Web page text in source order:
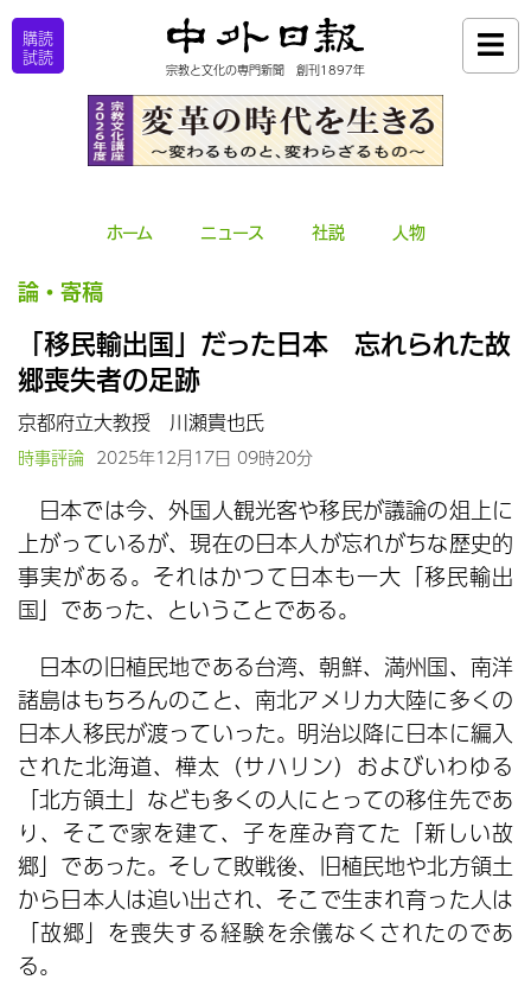
購読
試読
宗教と文化の専門新聞 創刊1897年
ホーム ニュース 社説 人物
論・寄稿
「移民輸出国」だった日本 忘れられた故
郷喪失者の足跡
京都府立大教授 川瀬貴也氏
時事評論 2025年12月17日 09時20分
日本では今、外国人観光客や移民が議論の俎上に
上がっているが、現在の日本人が忘れがちな歴史的
事実がある。それはかつて日本も一大「移民輸出
国」であった、ということである。
日本の旧植民地である台湾、朝鮮、満州国、南洋
諸島はもちろんのこと、南北アメリカ大陸に多くの
日本人移民が渡っていった。明治以降に日本に編入
された北海道、樺太（サハリン）およびいわゆる
「北方領土」なども多くの人にとっての移住先であ
り、そこで家を建て、子を産み育てた「新しい故
郷」であった。そして敗戦後、旧植民地や北方領土
から日本人は追い出され、そこで生まれ育った人は
「故郷」を喪失する経験を余儀なくされたのであ
る。